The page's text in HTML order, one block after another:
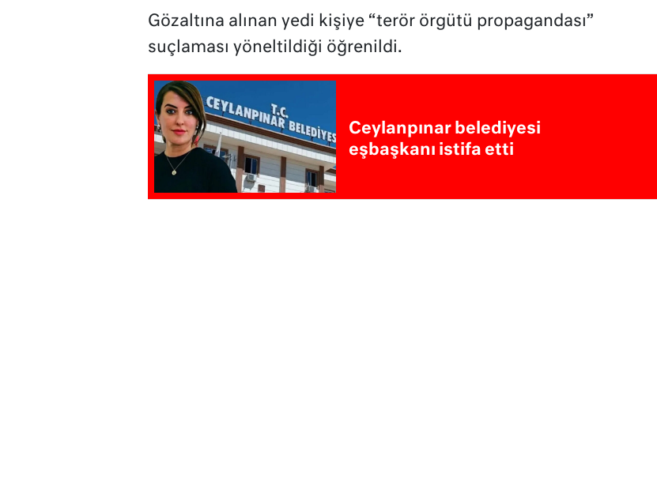
Gözaltına alınan yedi kişiye “terör örgütü propagandası”
suçlaması yöneltildiği öğrenildi.
Ceylanpınar belediyesi
eşbaşkanı istifa etti